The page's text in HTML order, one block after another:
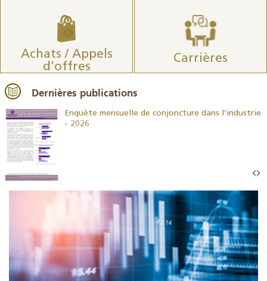
Achats / Appels
d’offres
Carrières
Dernières publications
Enquête mensuelle de conjoncture dans l’industrie
- 2026